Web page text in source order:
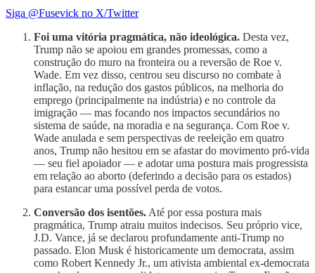
Siga @Fusevick no X/Twitter
Foi uma vitória pragmática, não ideológica. Desta vez,
Trump não se apoiou em grandes promessas, como a
construção do muro na fronteira ou a reversão de Roe v.
Wade. Em vez disso, centrou seu discurso no combate à
inflação, na redução dos gastos públicos, na melhoria do
emprego (principalmente na indústria) e no controle da
imigração — mas focando nos impactos secundários no
sistema de saúde, na moradia e na segurança. Com Roe v.
Wade anulada e sem perspectivas de reeleição em quatro
anos, Trump não hesitou em se afastar do movimento pró-vida
— seu fiel apoiador — e adotar uma postura mais progressista
em relação ao aborto (deferindo a decisão para os estados)
para estancar uma possível perda de votos.
Conversão dos isentões. Até por essa postura mais
pragmática, Trump atraiu muitos indecisos. Seu próprio vice,
J.D. Vance, já se declarou profundamente anti-Trump no
passado. Elon Musk é historicamente um democrata, assim
como Robert Kennedy Jr., um ativista ambiental ex-democrata